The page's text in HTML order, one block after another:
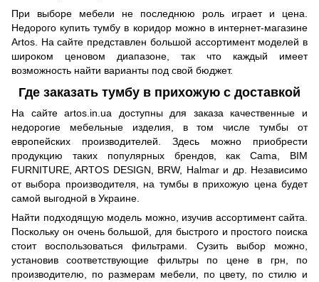
При выборе мебели не последнюю роль играет и цена.
Недорого купить тумбу в коридор можно в интернет-магазине
Artos. На сайте представлен большой ассортимент моделей в
широком ценовом диапазоне, так что каждый имеет
возможность найти варианты под свой бюджет.
Где заказать тумбу в прихожую с доставкой
На сайте artos.in.ua доступны для заказа качественные и
недорогие мебельные изделия, в том числе тумбы от
европейских производителей. Здесь можно приобрести
продукцию таких популярных брендов, как Cama, BIM
FURNITURE, ARTOS DESIGN, BRW, Halmar и др. Независимо
от выбора производителя, на тумбы в прихожую цена будет
самой выгодной в Украине.
Найти подходящую модель можно, изучив ассортимент сайта.
Поскольку он очень большой, для быстрого и простого поиска
стоит воспользоваться фильтрами. Сузить выбор можно,
установив соответствующие фильтры по цене в грн, по
производителю, по размерам мебели, по цвету, по стилю и